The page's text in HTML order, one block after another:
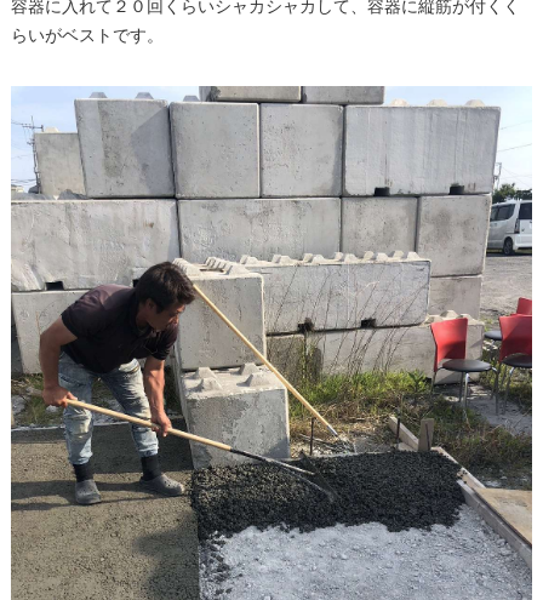
容器に入れて２０回くらいシャカシャカして、容器に縦筋が付くく
らいがベストです。